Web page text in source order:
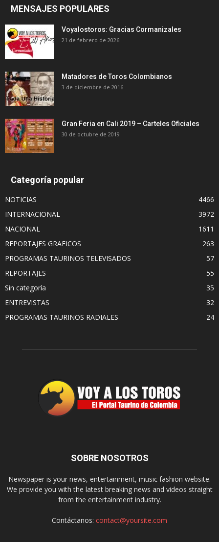
MENSAJES POPULARES
Voyalostoros: Gracias Cormanizales
21 de febrero de 2026
Matadores de Toros Colombianos
3 de diciembre de 2016
Gran Feria en Cali 2019 – Carteles Oficiales
30 de octubre de 2019
Categoría popular
NOTICIAS
4466
INTERNACIONAL
3972
NACIONAL
1611
REPORTAJES GRAFICOS
263
PROGRAMAS TAURINOS TELEVISADOS
57
REPORTAJES
55
Sin categoría
35
ENTREVISTAS
32
PROGRAMAS TAURINOS RADIALES
24
SOBRE NOSOTROS
Newspaper is your news, entertainment, music fashion website.
We provide you with the latest breaking news and videos straight
from the entertainment industry.
Contáctanos: contact@yoursite.com